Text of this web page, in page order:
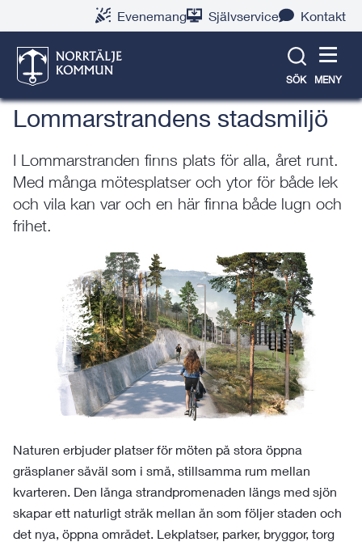
Evenemang Självservice Kontakt
SÖK MENY
Norrtälje stad växer
Lommarstrandens stadsmiljö
I Lommarstranden finns plats för alla, året runt.
Med många mötesplatser och ytor för både lek
och vila kan var och en här finna både lugn och
frihet.
Naturen erbjuder platser för möten på stora öppna
gräsplaner såväl som i små, stillsamma rum mellan
kvarteren. Den långa strandpromenaden längs med sjön
skapar ett naturligt stråk mellan ån som följer staden och
det nya, öppna området. Lekplatser, parker, bryggor, torg